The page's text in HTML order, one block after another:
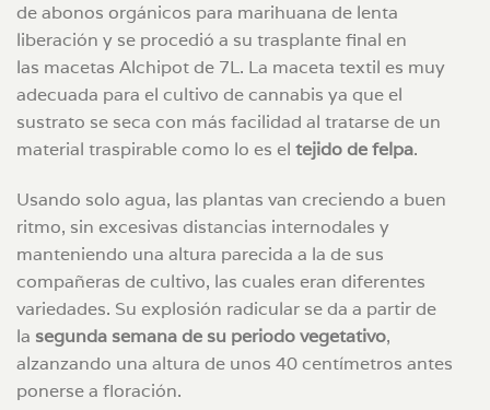
de abonos orgánicos para marihuana de lenta
liberación y se procedió a su trasplante final en
las macetas Alchipot de 7L. La maceta textil es muy
adecuada para el cultivo de cannabis ya que el
sustrato se seca con más facilidad al tratarse de un
material traspirable como lo es el tejido de felpa.
Usando solo agua, las plantas van creciendo a buen
ritmo, sin excesivas distancias internodales y
manteniendo una altura parecida a la de sus
compañeras de cultivo, las cuales eran diferentes
variedades. Su explosión radicular se da a partir de
la segunda semana de su periodo vegetativo,
alzanzando una altura de unos 40 centímetros antes
ponerse a floración.